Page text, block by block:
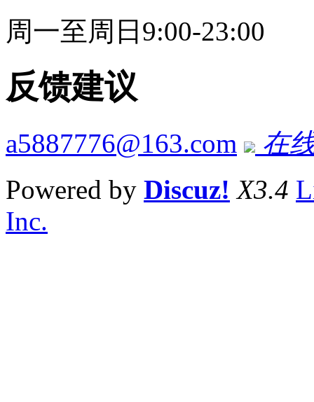
周一至周日9:00-23:00
反馈建议
a5887776@163.com
在
Powered by Discuz! X3.4
Inc.